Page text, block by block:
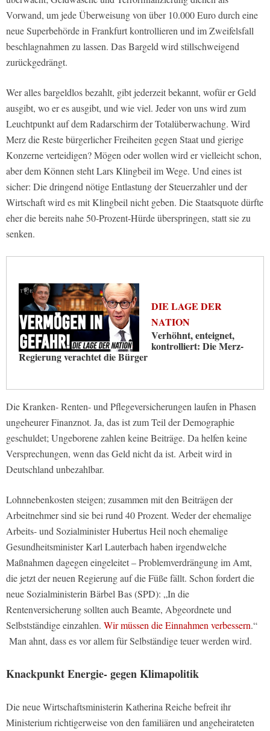
Vorwand, um jede Überweisung von über 10.000 Euro durch eine
neue Superbehörde in Frankfurt kontrollieren und im Zweifelsfall
beschlagnahmen zu lassen. Das Bargeld wird stillschweigend
zurückgedrängt.
Wer alles bargeldlos bezahlt, gibt jederzeit bekannt, wofür er Geld
ausgibt, wo er es ausgibt, und wie viel. Jeder von uns wird zum
Leuchtpunkt auf dem Radarschirm der Totalüberwachung. Wird
Merz die Reste bürgerlicher Freiheiten gegen Staat und gierige
Konzerne verteidigen? Mögen oder wollen wird er vielleicht schon,
aber dem Können steht Lars Klingbeil im Wege. Und eines ist
sicher: Die dringend nötige Entlastung der Steuerzahler und der
Wirtschaft wird es mit Klingbeil nicht geben. Die Staatsquote dürfte
eher die bereits nahe 50-Prozent-Hürde überspringen, statt sie zu
senken.
DIE LAGE DER
NATION
Verhöhnt, enteignet,
kontrolliert: Die Merz-
Regierung verachtet die Bürger
Die Kranken- Renten- und Pflegeversicherungen laufen in Phasen
ungeheurer Finanznot. Ja, das ist zum Teil der Demographie
geschuldet; Ungeborene zahlen keine Beiträge. Da helfen keine
Versprechungen, wenn das Geld nicht da ist. Arbeit wird in
Deutschland unbezahlbar.
Lohnnebenkosten steigen; zusammen mit den Beiträgen der
Arbeitnehmer sind sie bei rund 40 Prozent. Weder der ehemalige
Arbeits- und Sozialminister Hubertus Heil noch ehemalige
Gesundheitsminister Karl Lauterbach haben irgendwelche
Maßnahmen dagegen eingeleitet – Problemverdrängung im Amt,
die jetzt der neuen Regierung auf die Füße fällt. Schon fordert die
neue Sozialministerin Bärbel Bas (SPD): „In die
Rentenversicherung sollten auch Beamte, Abgeordnete und
Selbstständige einzahlen. Wir müssen die Einnahmen verbessern.“
Man ahnt, dass es vor allem für Selbständige teuer werden wird.
Knackpunkt Energie- gegen Klimapolitik
Die neue Wirtschaftsministerin Katherina Reiche befreit ihr
Ministerium richtigerweise von den familiären und angeheirateten